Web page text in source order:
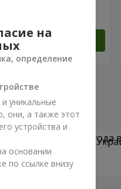
20 см
Доставка цветов года
«Выбор страны»
2025 год
на
определение
уникальные
они, а также этот
устройства и
основании
по ссылке внизу